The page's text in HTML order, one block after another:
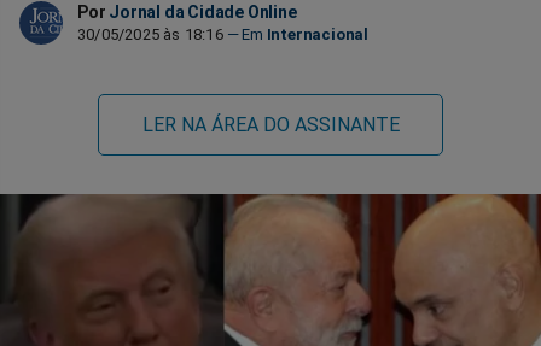
Por Jornal da Cidade Online
30/05/2025 às 18:16 Internacional
LER NA ÁREA DO ASSINANTE